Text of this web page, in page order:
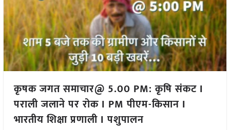
कृषक जगत समाचार@ 5.00 PM: कृषि संकट I
पराली जलाने पर रोक I PM पीएम-किसान I
भारतीय शिक्षा प्रणाली I पशुपालन